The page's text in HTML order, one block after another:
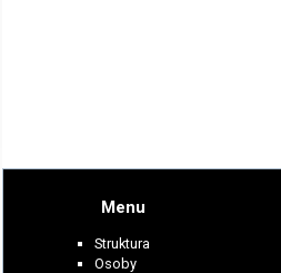
Menu
Struktura
Osoby